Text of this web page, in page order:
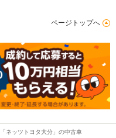
ページトップへ
「ネッツトヨタ大分」の中古車